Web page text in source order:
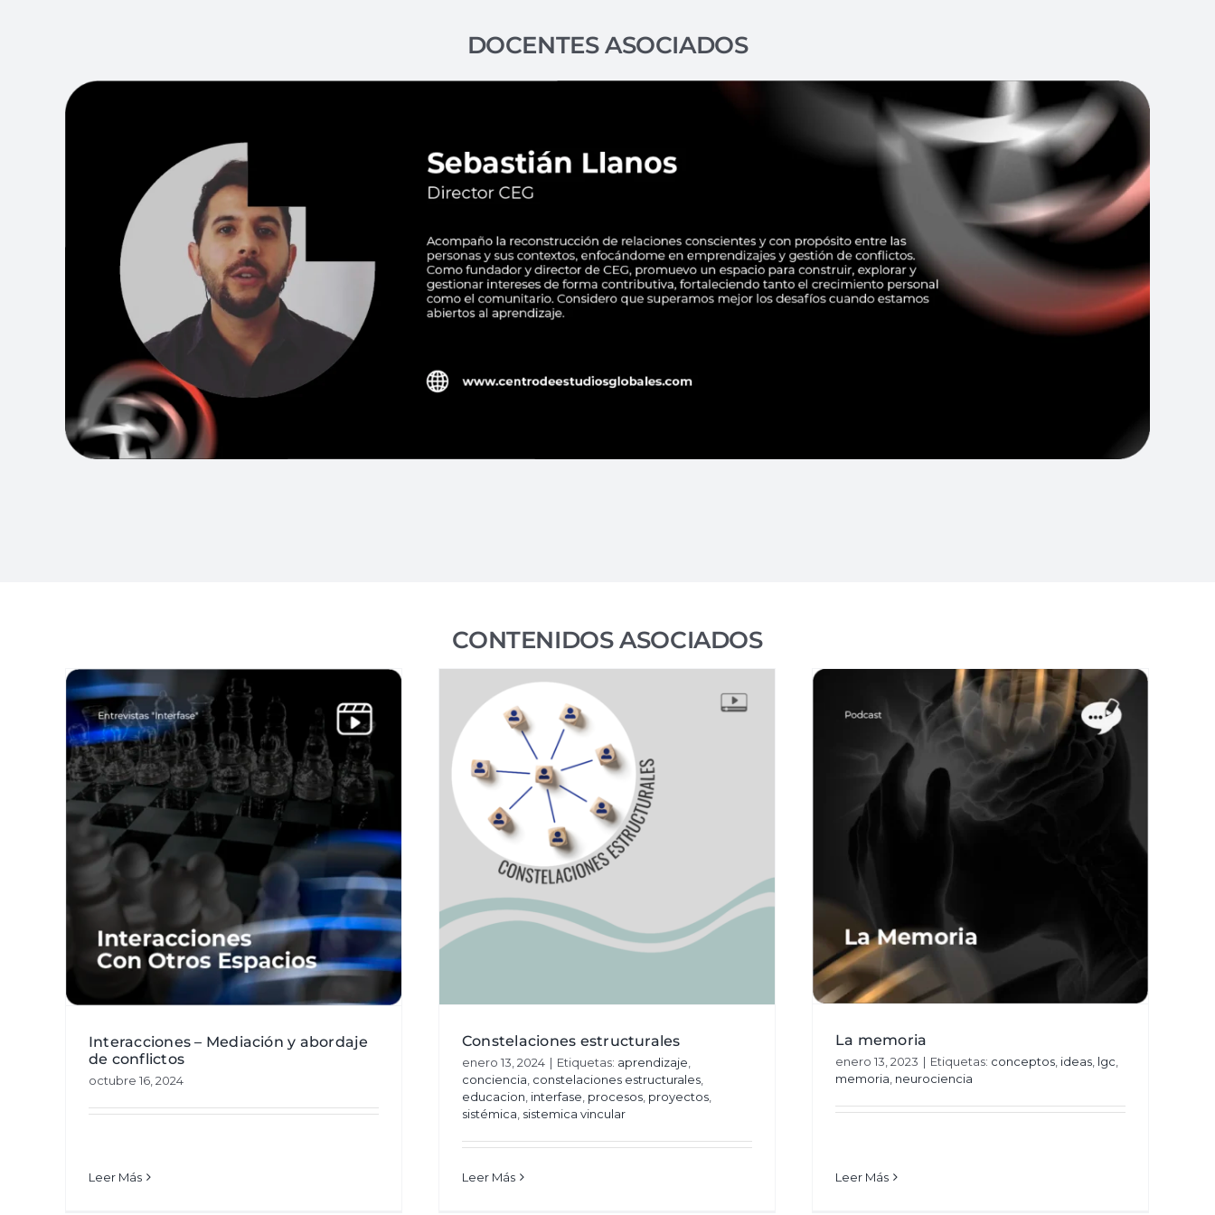
DOCENTES ASOCIADOS
CONTENIDOS ASOCIADOS
Interacciones – Mediación y abordaje
de conflictos
octubre 16, 2024
Leer Más
Constelaciones estructurales
Área pública Gestión de relaciones
Interfase -
Entrevistas
Vídeos
Constelaciones estructurales
enero 13, 2024 | Etiquetas: aprendizaje
conciencia constelaciones estructurales,
educacion interfase procesos, proyectos,
sistémica sistemica vincular
Leer Más
La memoria
Aprendizaje, Educación e Investigación
pública Blog
La memoria
enero 13, 2023 | Etiquetas: conceptos, ideas, lgc
memoria neurociencia
Leer Más